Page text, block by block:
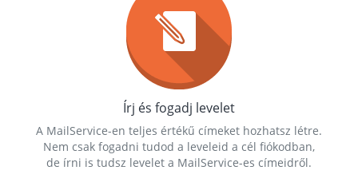
Írj és fogadj levelet
A MailService-en teljes értékű címeket hozhatsz létre.
Nem csak fogadni tudod a leveleid a cél fiókodban,
de írni is tudsz levelet a MailService-es címeidről.